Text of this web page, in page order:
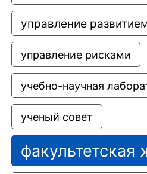
управление
управление рисками
учебно-научная
ученый совет
факультетская